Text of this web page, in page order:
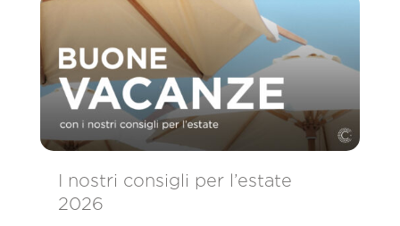
I nostri consigli per l’estate
2026